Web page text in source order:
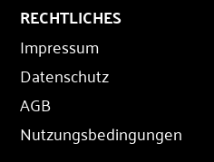
RECHTLICHES
Impressum
Datenschutz
AGB
Nutzungsbedingungen